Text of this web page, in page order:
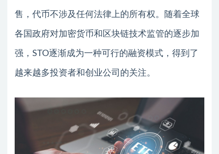
售，代币不涉及任何法律上的所有权。随着全球
各国政府对加密货币和区块链技术监管的逐步加
强，STO逐渐成为一种可行的融资模式，得到了
越来越多投资者和创业公司的关注。